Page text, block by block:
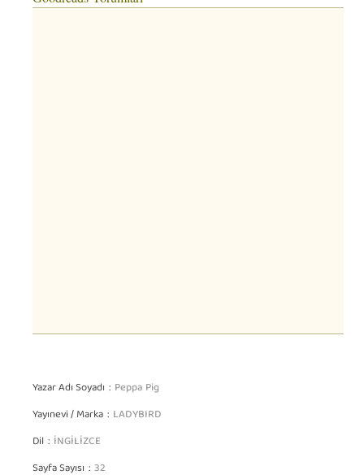
Yazar Adı Soyadı Peppa Pig
Yayınevi / Marka LADYBIRD
Dil İNGİLİZCE